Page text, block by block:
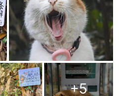
+5